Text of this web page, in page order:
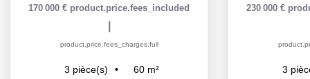
170 000 € product.price.fees_included
product.price.fees_charges.full
3 pièce(s) 60 m²
230 000 €
3